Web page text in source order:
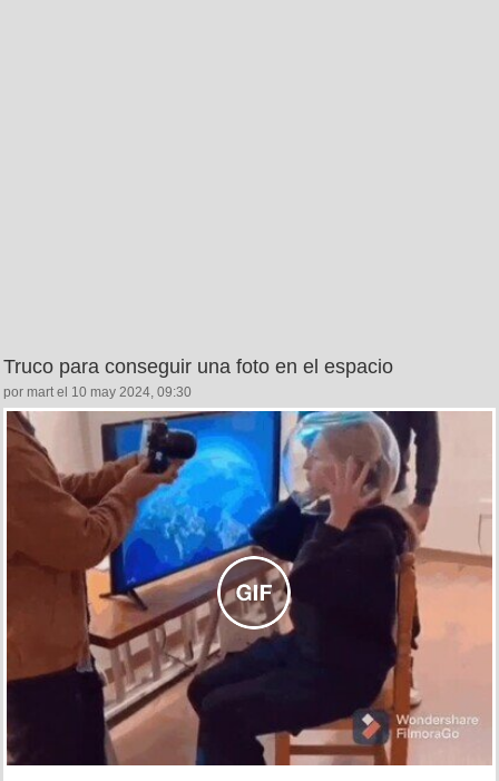
Truco para conseguir una foto en el espacio
por mart el 10 may 2024, 09:30